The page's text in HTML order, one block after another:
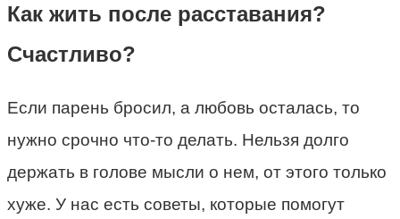
Как жить после расставания?
Счастливо?
Если парень бросил, а любовь осталась, то
нужно срочно что-то делать. Нельзя долго
держать в голове мысли о нем, от этого только
хуже. У нас есть советы, которые помогут